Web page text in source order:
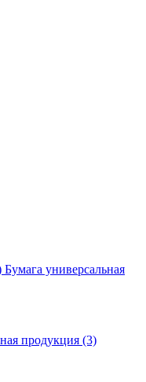
Бумага универсальная
продукция (3)